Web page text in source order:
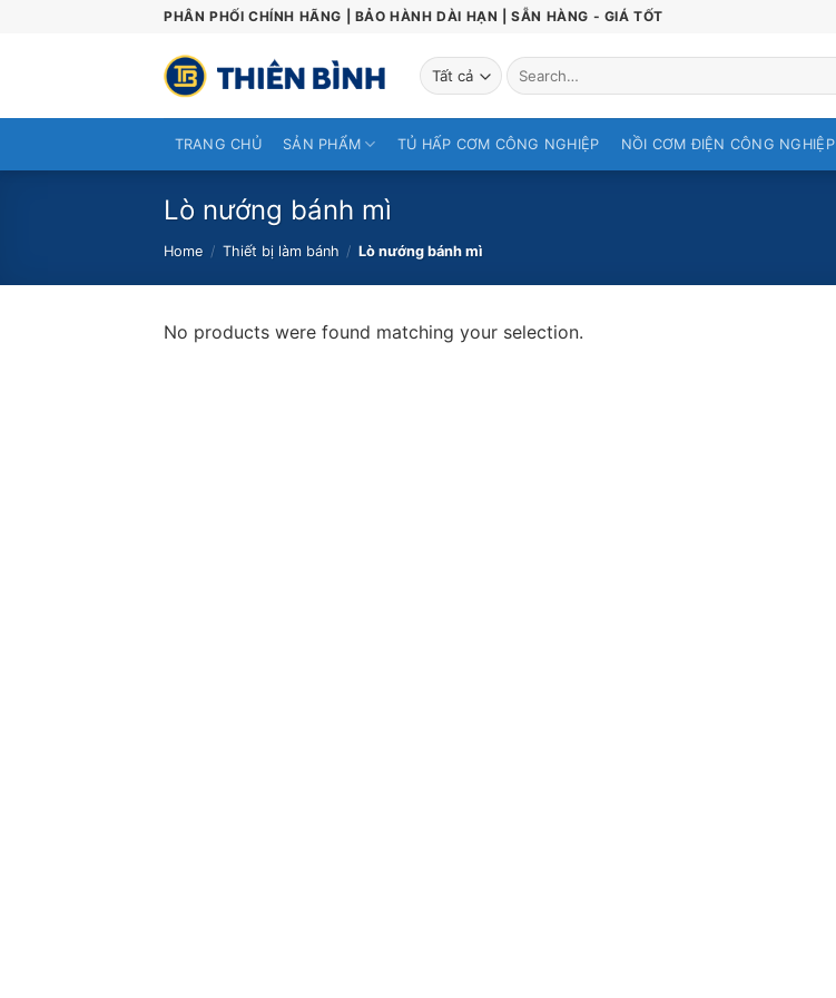
PHÂN PHỐI CHÍNH HÃNG | BẢO HÀNH DÀI HẠN | SẴN HÀNG - GIÁ TỐT
Search
for:
TRANG CHỦ SẢN PHẨM TỦ HẤP CƠM CÔNG NGHIỆP NỒI CƠM ĐIỆN CÔNG NGHIỆP
Lò nướng bánh mì
Home / Thiết bị làm bánh / Lò nướng bánh mì
No products were found matching your selection.